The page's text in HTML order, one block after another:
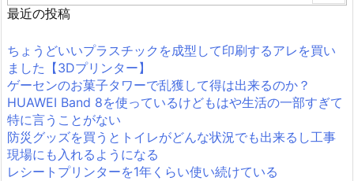
最近の投稿
ちょうどいいプラスチックを成型して印刷するアレを買い
ました【3Dプリンター】
ゲーセンのお菓子タワーで乱獲して得は出来るのか？
HUAWEI Band 8を使っているけどもはや生活の一部すぎて
特に言うことがない
防災グッズを買うとトイレがどんな状況でも出来るし工事
現場にも入れるようになる
レシートプリンターを1年くらい使い続けている